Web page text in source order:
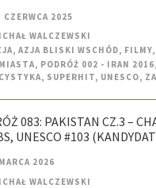
CZERWCA 2025
WALCZEWSKI
, AZJA BLISKI WSCHÓD, FILMY,
MIASTA, PODRÓŻ 002 - IRAN 2016,
, SUPERHIT, UNESCO,
083: PAKISTAN CZ.3 –
UNESCO #103
2026
WALCZEWSKI